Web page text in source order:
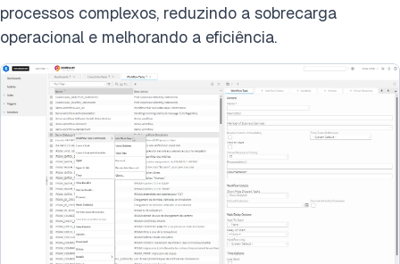
processos complexos, reduzindo a sobrecarga
operacional e melhorando a eficiência.